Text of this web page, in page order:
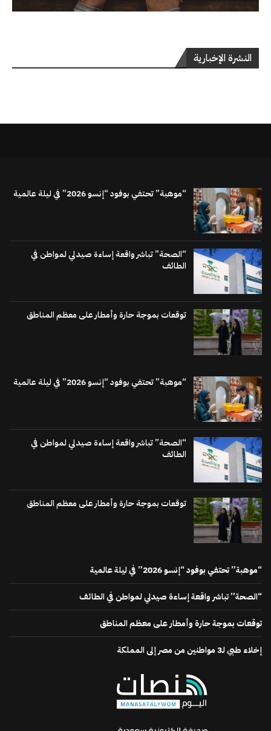
النشرة الإخبارية
“موهبة” تحتفي بوفود “إنسو 2026” في ليلة عالمية
“الصحة” تباشر واقعة إساءة صيدلي لمواطن في
الطائف
توقعات بموجة حارة وأمطار على معظم المناطق
“موهبة” تحتفي بوفود “إنسو 2026” في ليلة عالمية
“الصحة” تباشر واقعة إساءة صيدلي لمواطن في
الطائف
توقعات بموجة حارة وأمطار على معظم المناطق
“موهبة” تحتفي بوفود “إنسو 2026” في ليلة عالمية
“الصحة” تباشر واقعة إساءة صيدلي لمواطن في الطائف
توقعات بموجة حارة وأمطار على معظم المناطق
إخلاء طبي لـ3 مواطنين من مصر إلى المملكة